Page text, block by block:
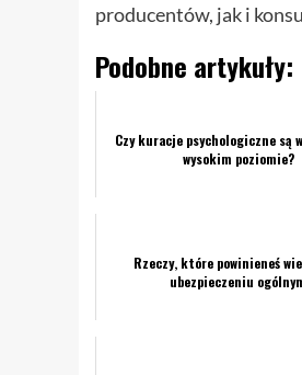
producentów, jak i
Podobne artykuły:
Czy kuracje psychologiczne są
wysokim poziomie?
Rzeczy, które powinieneś
ubezpieczeniu